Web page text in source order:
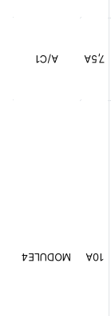
A/C1 7,5A
MODULE4 10A